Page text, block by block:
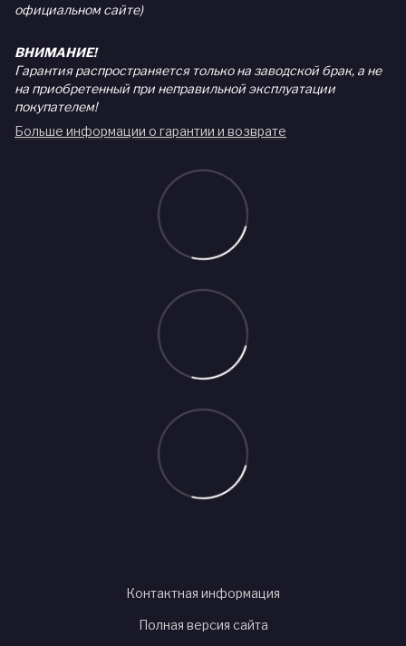
официальном сайте)
ВНИМАНИЕ!
Гарантия распространяется только на заводской брак, а не
на приобретенный при неправильной эксплуатации
покупателем!
Больше информации о гарантии и возврате
Контактная информация
Полная версия сайта